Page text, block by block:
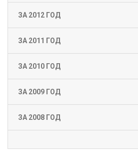
ЗА 2012 ГОД
ЗА 2011 ГОД
ЗА 2010 ГОД
ЗА 2009 ГОД
ЗА 2008 ГОД